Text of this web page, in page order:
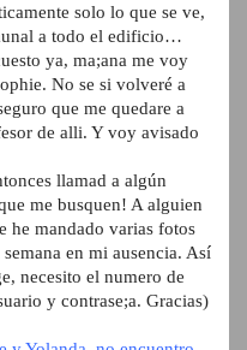
solo lo que se ve,
a todo el edificio…
ya, ma;ana me voy
No se si volveré a
que me quedare a
de alli. Y voy avisado
llamad a algún
me busquen! A alguien
he mandado varias fotos
en mi ausencia. Así
necesito el numero de
y contrase;a. Gracias)